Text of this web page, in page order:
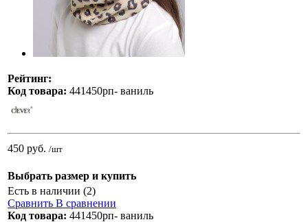
Рейтинг:
Код товара: 441450рп- ваниль
450 руб. /шт
Выбрать размер и купить
Есть в наличии (2)
Сравнить В сравнении
Код товара: 441450рп- ваниль